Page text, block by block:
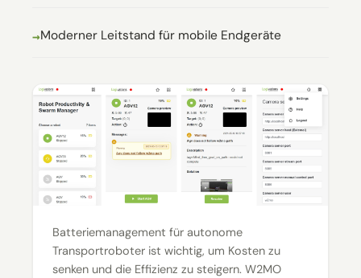
Moderner Leitstand für mobile Endgeräte
Batteriemanagement für autonome
Transportroboter ist wichtig, um Kosten zu
senken und die Effizienz zu steigern. W2MO